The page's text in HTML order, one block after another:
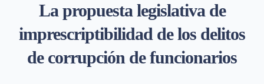
La propuesta legislativa de
imprescriptibilidad de los delitos
de corrupción de funcionarios